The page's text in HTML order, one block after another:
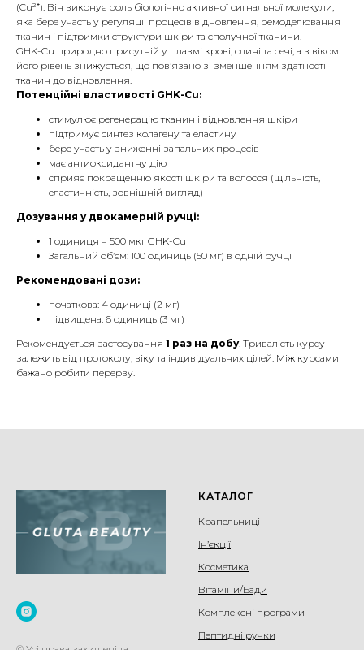
(Cu²⁺). Він виконує роль біологічно активної сигнальної молекули,
яка бере участь у регуляції процесів відновлення, ремоделювання
тканин і підтримки структури шкіри та сполучної тканини.
GHK-Cu природно присутній у плазмі крові, слині та сечі, а з віком
його рівень знижується, що пов’язано зі зменшенням здатності
тканин до відновлення.
Потенційні властивості GHK-Cu:
стимулює регенерацію тканин і відновлення шкіри
підтримує синтез колагену та еластину
бере участь у зниженні запальних процесів
має антиоксидантну дію
сприяє покращенню якості шкіри та волосся (щільність,
еластичність, зовнішній вигляд)
Дозування у двокамерній ручці:
1 одиниця = 500 мкг GHK-Cu
Загальний об’єм: 100 одиниць (50 мг) в одній ручці
Рекомендовані дози:
початкова: 4 одиниці (2 мг)
підвищена: 6 одиниць (3 мг)
Рекомендується застосування 1 раз на добу. Тривалість курсу
залежить від протоколу, віку та індивідуальних цілей. Між курсами
бажано робити перерву.
КАТАЛОГ
Крапельниці
Ін’єкції
Косметика
Вітаміни/Бади
Комплексні програми
Пептидні ручки